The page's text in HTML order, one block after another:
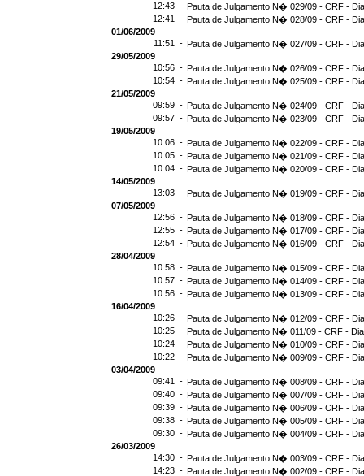
12:43 - Pauta de Julgamento N� 029/09 - CRF -
12:41 - Pauta de Julgamento N� 028/09 - CRF -
01/06/2009
11:51 - Pauta de Julgamento N� 027/09 - CRF -
29/05/2009
10:56 - Pauta de Julgamento N� 026/09 - CRF -
10:54 - Pauta de Julgamento N� 025/09 - CRF -
21/05/2009
09:59 - Pauta de Julgamento N� 024/09 - CRF -
09:57 - Pauta de Julgamento N� 023/09 - CRF -
19/05/2009
10:06 - Pauta de Julgamento N� 022/09 - CRF -
10:05 - Pauta de Julgamento N� 021/09 - CRF -
10:04 - Pauta de Julgamento N� 020/09 - CRF -
14/05/2009
13:03 - Pauta de Julgamento N� 019/09 - CRF -
07/05/2009
12:56 - Pauta de Julgamento N� 018/09 - CRF -
12:55 - Pauta de Julgamento N� 017/09 - CRF -
12:54 - Pauta de Julgamento N� 016/09 - CRF -
28/04/2009
10:58 - Pauta de Julgamento N� 015/09 - CRF -
10:57 - Pauta de Julgamento N� 014/09 - CRF -
10:56 - Pauta de Julgamento N� 013/09 - CRF -
16/04/2009
10:26 - Pauta de Julgamento N� 012/09 - CRF -
10:25 - Pauta de Julgamento N� 011/09 - CRF -
10:24 - Pauta de Julgamento N� 010/09 - CRF -
10:22 - Pauta de Julgamento N� 009/09 - CRF -
03/04/2009
09:41 - Pauta de Julgamento N� 008/09 - CRF -
09:40 - Pauta de Julgamento N� 007/09 - CRF -
09:39 - Pauta de Julgamento N� 006/09 - CRF -
09:38 - Pauta de Julgamento N� 005/09 - CRF -
09:30 - Pauta de Julgamento N� 004/09 - CRF -
26/03/2009
14:30 - Pauta de Julgamento N� 003/09 - CRF -
14:23 - Pauta de Julgamento N� 002/09 - CRF -